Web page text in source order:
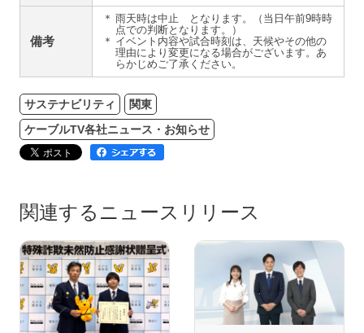
備考
＊ 雨天時は中止 となります。（当日午前9時時
点での判断となります。）
＊ イベント内容や試合時刻は、天候やその他の
理由により変更になる場合がございます。あ
らかじめご了承ください。
サステナビリティ
関東
ケーブルTV各社ニュース・お知らせ
関連するニュースリリース